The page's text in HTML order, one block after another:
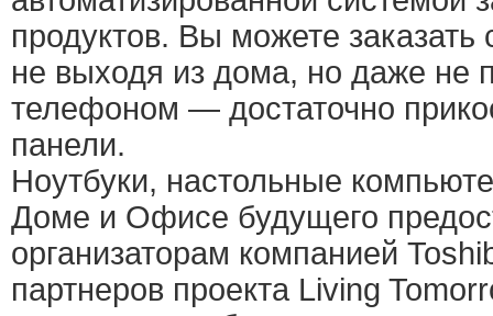
продуктов. Вы можете заказать
не выходя из дома, но даже не
телефоном — достаточно
панели.
Ноутбуки, настольные
Доме и Офисе будущего
организаторам компанией
партнеров проекта Living